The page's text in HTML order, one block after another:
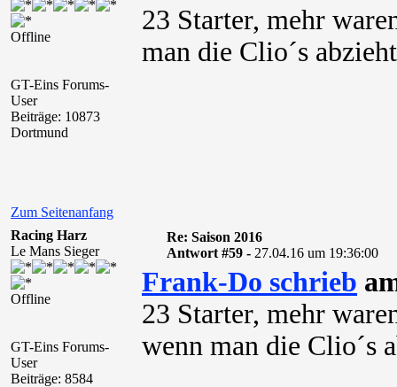
Offline
GT-Eins Forums-
User
Beiträge: 10873
Dortmund
23 Starter, mehr
man die Clio´s
Zum Seitenanfang
Racing Harz
Le Mans Sieger
Offline
GT-Eins Forums-
User
Beiträge: 8584
Re: Saison 2016
Antwort #59 - 27.04.16 um 19:36:00
Frank-Do schrieb
23 Starter, mehr
wenn man die Clio´s